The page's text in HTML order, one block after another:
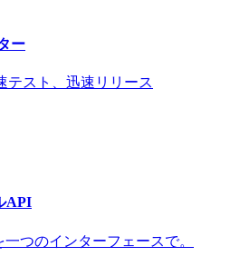
ー
テスト、迅速リリース
API
つのインターフェースで。